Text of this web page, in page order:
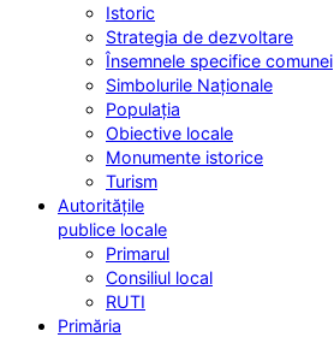
Istoric
Strategia de dezvoltare
Însemnele specifice comunei
Simbolurile Naționale
Populația
Obiective locale
Monumente istorice
Turism
Autoritățile
publice locale
Primarul
Consiliul local
RUTI
Primăria